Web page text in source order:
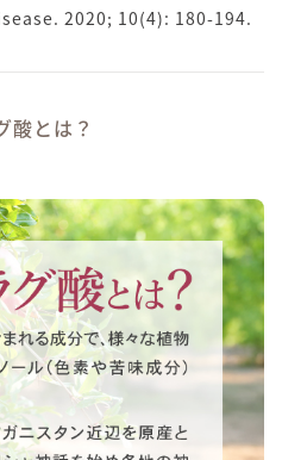
2020; 10(4): 180-194.
酸とは？